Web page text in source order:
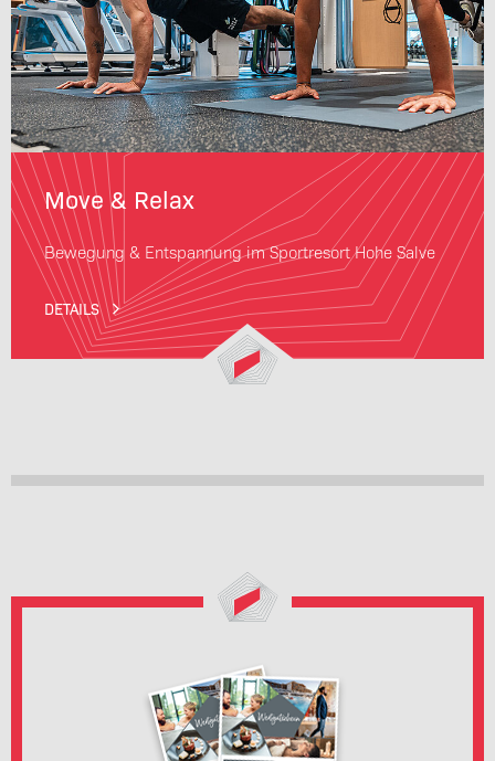
Move & Relax
Bewegung & Entspannung im Sportresort Hohe Salve
DETAILS